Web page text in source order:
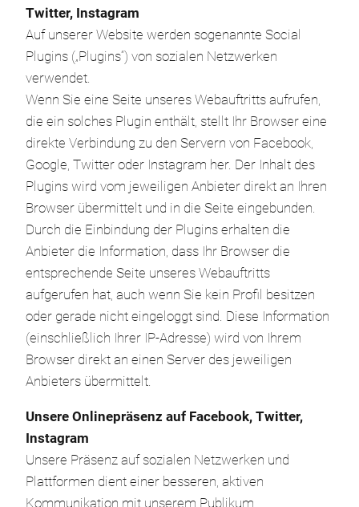
Twitter, Instagram
Auf unserer Website werden sogenannte Social
Plugins („Plugins“) von sozialen Netzwerken
verwendet.
Wenn Sie eine Seite unseres Webauftritts aufrufen,
die ein solches Plugin enthält, stellt Ihr Browser eine
direkte Verbindung zu den Servern von Facebook,
Google, Twitter oder Instagram her. Der Inhalt des
Plugins wird vom jeweiligen Anbieter direkt an Ihren
Browser übermittelt und in die Seite eingebunden.
Durch die Einbindung der Plugins erhalten die
Anbieter die Information, dass Ihr Browser die
entsprechende Seite unseres Webauftritts
aufgerufen hat, auch wenn Sie kein Profil besitzen
oder gerade nicht eingeloggt sind. Diese Information
(einschließlich Ihrer IP-Adresse) wird von Ihrem
Browser direkt an einen Server des jeweiligen
Anbieters übermittelt.
Unsere Onlinepräsenz auf Facebook, Twitter,
Instagram
Unsere Präsenz auf sozialen Netzwerken und
Plattformen dient einer besseren, aktiven
Kommunikation mit unserem Publikum.